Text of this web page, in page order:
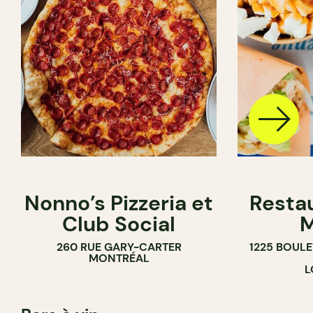
Nonno’s Pizzeria et
Club Social
260 RUE GARY-CARTER
MONTRÉAL
1225